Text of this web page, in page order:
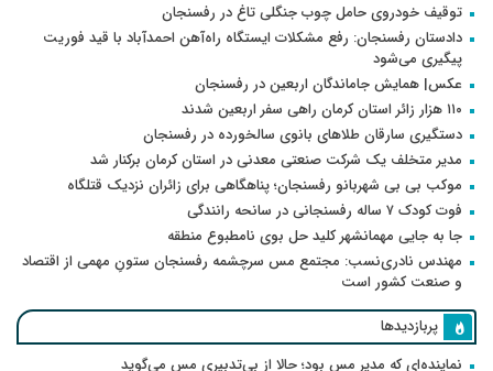
توقیف خودروی حامل چوب جنگلی تاغ در رفسنجان
دادستان رفسنجان: رفع مشکلات ایستگاه راه‌آهن احمدآباد با قید فوریت
پیگیری می‌شود
عکس| همایش جاماندگان اربعین در رفسنجان
۱۱۰ هزار زائر استان کرمان راهی سفر اربعین شدند
دستگیری سارقان طلاهای بانوی سالخورده در رفسنجان
مدیر متخلف یک شرکت صنعتی معدنی در استان کرمان برکنار شد
موکب بی بی شهربانو رفسنجان؛ پناهگاهی برای زائران نزدیک قتلگاه
فوت کودک ۷ ساله رفسنجانی در سانحه رانندگی
جا به جایی مهمانشهر کلید حل بوی نامطبوع منطقه
مهندس نادری‌نسب: مجتمع مس سرچشمه رفسنجان ستونِ مهمی از اقتصاد
و صنعت کشور است
پربازدیدها
نماینده‌ای که مدیر مس بود؛ حالا از بی‌تدبیری مس می‌گوید